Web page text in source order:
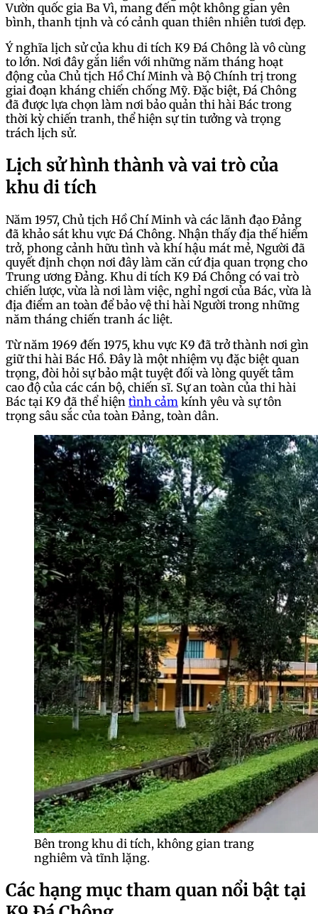
Vườn quốc gia Ba Vì, mang đến một không gian yên
bình, thanh tịnh và có cảnh quan thiên nhiên tươi đẹp.
Ý nghĩa lịch sử của khu di tích K9 Đá Chông là vô cùng
to lớn. Nơi đây gắn liền với những năm tháng hoạt
động của Chủ tịch Hồ Chí Minh và Bộ Chính trị trong
giai đoạn kháng chiến chống Mỹ. Đặc biệt, Đá Chông
đã được lựa chọn làm nơi bảo quản thi hài Bác trong
thời kỳ chiến tranh, thể hiện sự tin tưởng và trọng
trách lịch sử.
Lịch sử hình thành và vai trò của
khu di tích
Năm 1957, Chủ tịch Hồ Chí Minh và các lãnh đạo Đảng
đã khảo sát khu vực Đá Chông. Nhận thấy địa thế hiểm
trở, phong cảnh hữu tình và khí hậu mát mẻ, Người đã
quyết định chọn nơi đây làm căn cứ địa quan trọng cho
Trung ương Đảng. Khu di tích K9 Đá Chông có vai trò
chiến lược, vừa là nơi làm việc, nghỉ ngơi của Bác, vừa là
địa điểm an toàn để bảo vệ thi hài Người trong những
năm tháng chiến tranh ác liệt.
Từ năm 1969 đến 1975, khu vực K9 đã trở thành nơi gìn
giữ thi hài Bác Hồ. Đây là một nhiệm vụ đặc biệt quan
trọng, đòi hỏi sự bảo mật tuyệt đối và lòng quyết tâm
cao độ của các cán bộ, chiến sĩ. Sự an toàn của thi hài
Bác tại K9 đã thể hiện tình cảm kính yêu và sự tôn
trọng sâu sắc của toàn Đảng, toàn dân.
Bên trong khu di tích, không gian trang
nghiêm và tĩnh lặng.
Các hạng mục tham quan nổi bật tại